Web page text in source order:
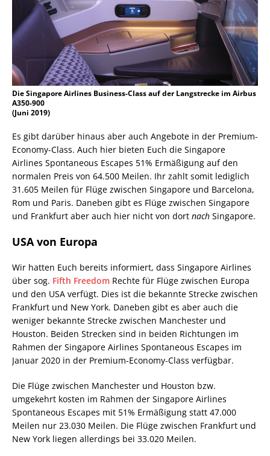
Die Singapore Airlines Business-Class auf der Langstrecke im Airbus
A350-900
(Juni 2019)
Es gibt darüber hinaus aber auch Angebote in der Premium-
Economy-Class. Auch hier bieten Euch die Singapore
Airlines Spontaneous Escapes 51% Ermäßigung auf den
normalen Preis von 64.500 Meilen. Ihr zahlt somit lediglich
31.605 Meilen für Flüge zwischen Singapore und Barcelona,
Rom und Paris. Daneben gibt es Flüge zwischen Singapore
und Frankfurt aber auch hier nicht von dort nach Singapore.
USA von Europa
Wir hatten Euch bereits informiert, dass Singapore Airlines
über sog. Fifth Freedom Rechte für Flüge zwischen Europa
und den USA verfügt. Dies ist die bekannte Strecke zwischen
Frankfurt und New York. Daneben gibt es aber auch die
weniger bekannte Strecke zwischen Manchester und
Houston. Beiden Strecken sind in beiden Richtungen im
Rahmen der Singapore Airlines Spontaneous Escapes im
Januar 2020 in der Premium-Economy-Class verfügbar.
Die Flüge zwischen Manchester und Houston bzw.
umgekehrt kosten im Rahmen der Singapore Airlines
Spontaneous Escapes mit 51% Ermäßigung statt 47.000
Meilen nur 23.030 Meilen. Die Flüge zwischen Frankfurt und
New York liegen allerdings bei 33.020 Meilen.